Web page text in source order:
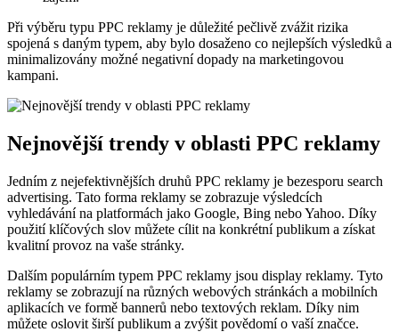
Při výběru typu PPC reklamy je důležité pečlivě zvážit rizika
spojená s daným typem, aby bylo dosaženo co nejlepších výsledků a
minimalizovány možné negativní dopady na marketingovou
kampani.
Nejnovější trendy v oblasti PPC reklamy
Jedním z nejefektivnějších druhů PPC reklamy je bezesporu search
advertising. Tato forma reklamy se zobrazuje výsledcích
vyhledávání na platformách jako Google, Bing nebo Yahoo. Díky
použití klíčových slov můžete cílit na konkrétní publikum a získat
kvalitní provoz na vaše stránky.
Dalším populárním typem PPC reklamy jsou display reklamy. Tyto
reklamy se zobrazují na různých webových stránkách a mobilních
aplikacích ve formě bannerů nebo textových reklam. Díky nim
můžete oslovit širší publikum a zvýšit povědomí o vaší značce.